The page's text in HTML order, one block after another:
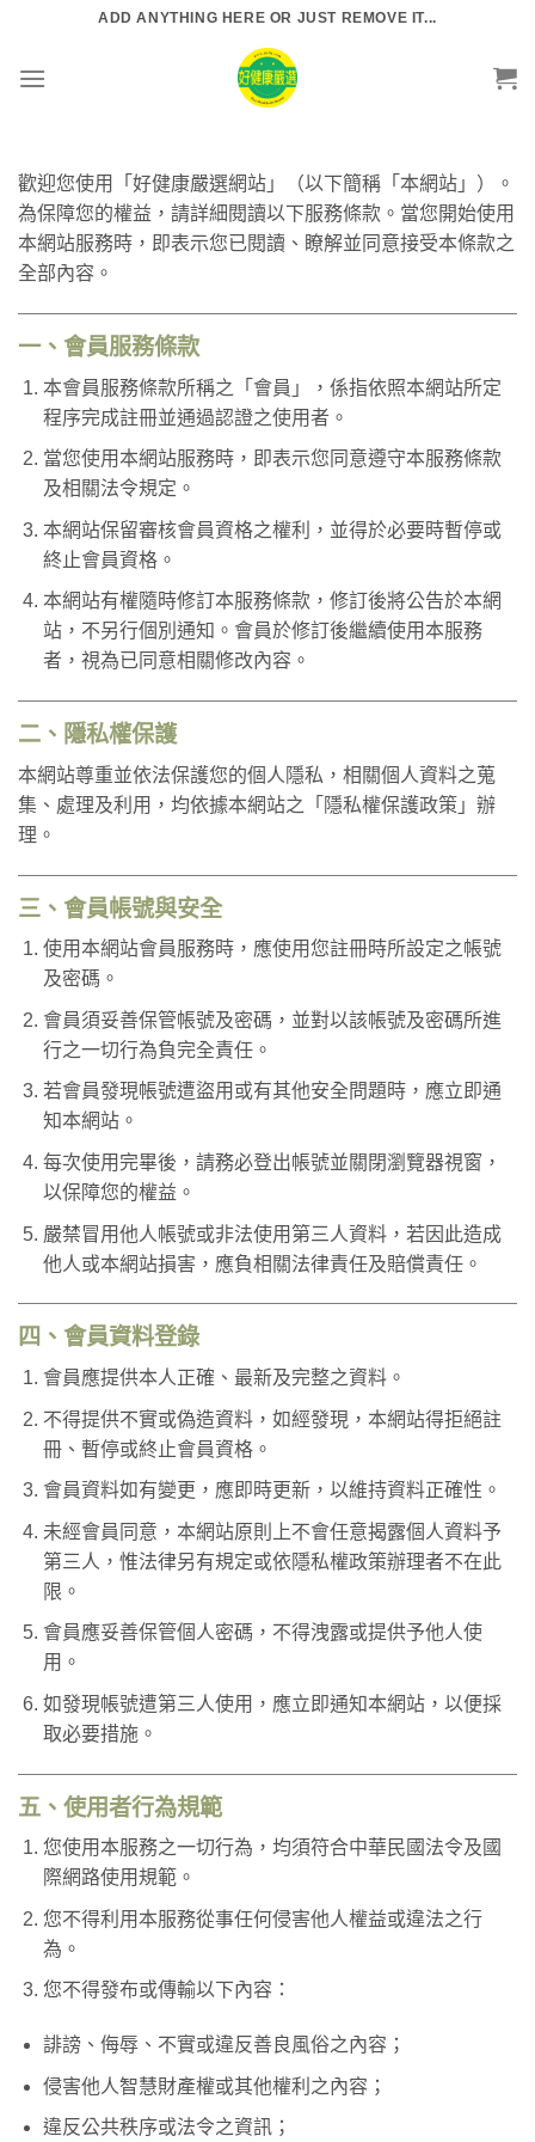
content
ADD ANYTHING HERE OR JUST REMOVE IT...
歡迎您使用「好健康嚴選網站」（以下簡稱「本網站」）。
為保障您的權益，請詳細閱讀以下服務條款。當您開始使用
本網站服務時，即表示您已閱讀、瞭解並同意接受本條款之
全部內容。
一、會員服務條款
本會員服務條款所稱之「會員」，係指依照本網站所定
程序完成註冊並通過認證之使用者。
當您使用本網站服務時，即表示您同意遵守本服務條款
及相關法令規定。
本網站保留審核會員資格之權利，並得於必要時暫停或
終止會員資格。
本網站有權隨時修訂本服務條款，修訂後將公告於本網
站，不另行個別通知。會員於修訂後繼續使用本服務
者，視為已同意相關修改內容。
二、隱私權保護
本網站尊重並依法保護您的個人隱私，相關個人資料之蒐
集、處理及利用，均依據本網站之「隱私權保護政策」辦
理。
三、會員帳號與安全
使用本網站會員服務時，應使用您註冊時所設定之帳號
及密碼。
會員須妥善保管帳號及密碼，並對以該帳號及密碼所進
行之一切行為負完全責任。
若會員發現帳號遭盜用或有其他安全問題時，應立即通
知本網站。
每次使用完畢後，請務必登出帳號並關閉瀏覽器視窗，
以保障您的權益。
嚴禁冒用他人帳號或非法使用第三人資料，若因此造成
他人或本網站損害，應負相關法律責任及賠償責任。
四、會員資料登錄
會員應提供本人正確、最新及完整之資料。
不得提供不實或偽造資料，如經發現，本網站得拒絕註
冊、暫停或終止會員資格。
會員資料如有變更，應即時更新，以維持資料正確性。
未經會員同意，本網站原則上不會任意揭露個人資料予
第三人，惟法律另有規定或依隱私權政策辦理者不在此
限。
會員應妥善保管個人密碼，不得洩露或提供予他人使
用。
如發現帳號遭第三人使用，應立即通知本網站，以便採
取必要措施。
五、使用者行為規範
您使用本服務之一切行為，均須符合中華民國法令及國
際網路使用規範。
您不得利用本服務從事任何侵害他人權益或違法之行
為。
您不得發布或傳輸以下內容：
誹謗、侮辱、不實或違反善良風俗之內容；
侵害他人智慧財產權或其他權利之內容；
違反公共秩序或法令之資訊；